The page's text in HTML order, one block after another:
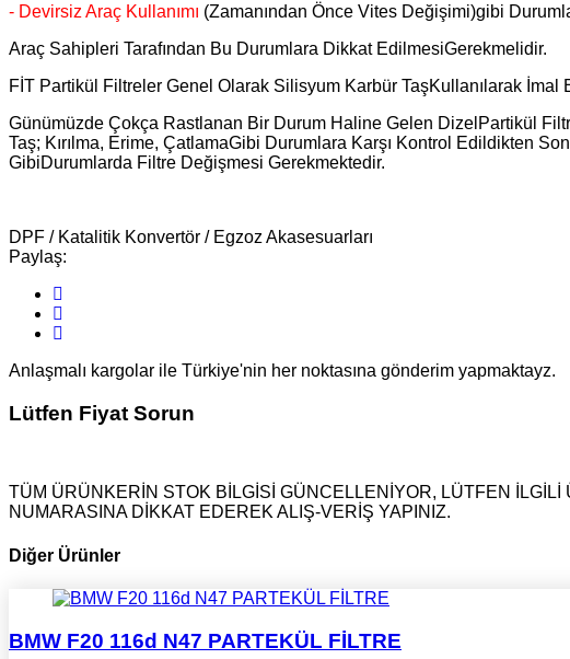
- Devirsiz Araç Kullanımı (Zamanından Önce Vites Değişimi)gibi
Araç Sahipleri Tarafından Bu Durumlara Dikkat EdilmesiGerekmelidir.
FİT Partikül Filtreler Genel Olarak Silisyum Karbür TaşKullanılarak
Günümüzde Çokça Rastlanan Bir Durum Haline Gelen DizelPartikül
Taş; Kırılma, Erime, ÇatlamaGibi Durumlara Karşı Kontrol Edildikten
GibiDurumlarda Filtre Değişmesi Gerekmektedir.
DPF / Katalitik Konvertör / Egzoz Akasesuarları
Paylaş:
Anlaşmalı kargolar ile Türkiye'nin her noktasına gönderim yapmaktayz.
Lütfen Fiyat Sorun
TÜM ÜRÜNKERİN STOK BİLGİSİ GÜNCELLENİYOR, LÜTFEN
NUMARASINA DİKKAT EDEREK ALIŞ-VERİŞ YAPINIZ.
Diğer Ürünler
BMW F20 116d N47 PARTEKÜL FİLTRE